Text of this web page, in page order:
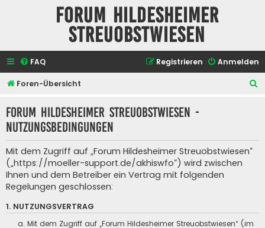
Forum Hildesheimer
Streuobstwiesen
FAQ Anmelden
Registrieren
Foren-Übersicht
Forum Hildesheimer Streuobstwiesen -
Nutzungsbedingungen
Mit dem Zugriff auf „Forum Hildesheimer Streuobstwiesen“
(„https://moeller-support.de/akhiswfo“) wird zwischen
Ihnen und dem Betreiber ein Vertrag mit folgenden
Regelungen geschlossen:
1. NUTZUNGSVERTRAG
Mit dem Zugriff auf „Forum Hildesheimer Streuobstwiesen“ (im